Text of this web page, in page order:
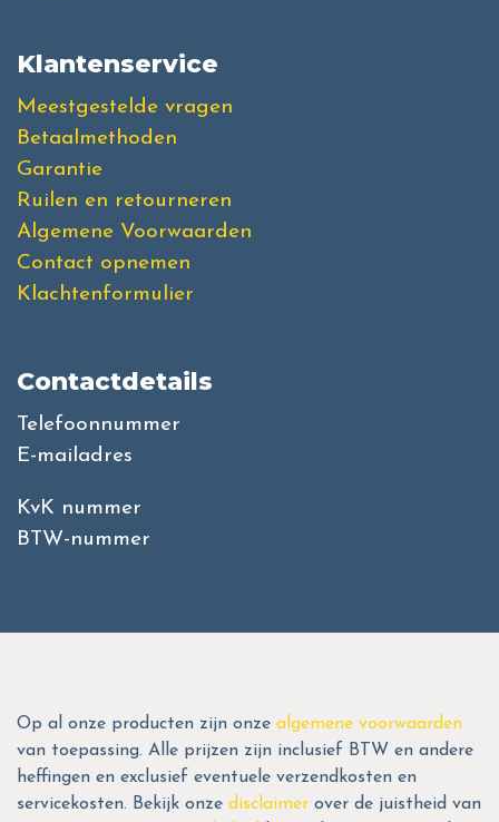
Klantenservice
Meestgestelde vragen
Betaalmethoden
Garantie
Ruilen en retourneren
Algemene Voorwaarden
Contact opnemen
Klachtenformulier
Contactdetails
Telefoonnummer
E-mailadres
KvK nummer
BTW-nummer
Op al onze producten zijn onze algemene voorwaarden
van toepassing. Alle prijzen zijn inclusief BTW en andere
heffingen en exclusief eventuele verzendkosten en
servicekosten. Bekijk onze disclaimer over de juistheid van